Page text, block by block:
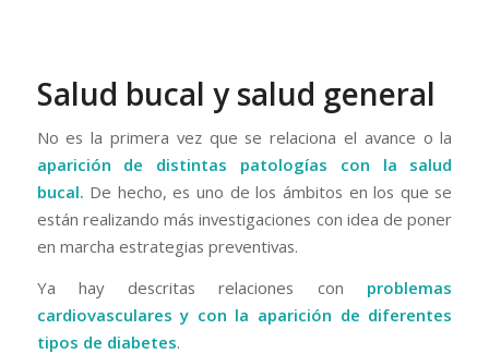
Salud bucal y salud general
No es la primera vez que se relaciona el avance o la
aparición de distintas patologías con la salud
bucal. De hecho, es uno de los ámbitos en los que se
están realizando más investigaciones con idea de poner
en marcha estrategias preventivas.
Ya hay descritas relaciones con problemas
cardiovasculares y con la aparición de diferentes
tipos de diabetes.